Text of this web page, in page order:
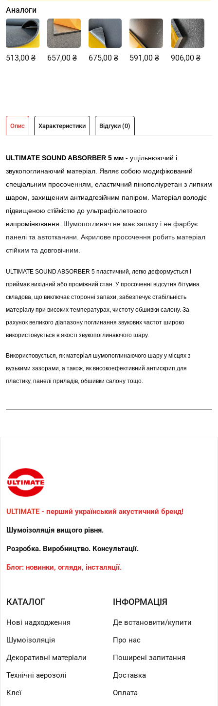
Аналоги
513,00 ₴ 657,00 ₴ 675,00 ₴ 591,00 ₴ 906,00 ₴
Опис Характеристики Відгуки (0)
ULTIMATE SOUND ABSORBER 5 мм - ущільнюючий і
звукопоглинаючий матеріал. Являє собою модифікований
спеціальним просоченням, еластичний пінополіуретан з липким
шаром, захищеним антиадгезійним папіром. Mатеріал володіє
підвищеною стійкістю до ультрафіолетового
випромінювання. Шумопоглинач не має запаху і не фарбує
панелі та автотканини. Акрилове просочення робить матеріал
стійким та довговічним.
ULTIMATE SOUND ABSORBER 5 пластичний, легко деформується і
приймає вихідний або проміжний стан. У просоченні відсутня бітумна
складова, що виключає сторонні запахи, забезпечує стабільність
матеріалу при високих температурах, чистоту обшивки салону. За
рахунок великого діапазону поглинання звукових частот широко
використовується в якості звукопоглинаючого шару.
Використовується, як матеріал шумопоглинаючого шару у місцях з
вузькими зазорами, а також, як високоефективний антискрип для
пластику, панелі приладів, обшивки салону тощо.
ULTIMATE - перший український акустичний бренд!
Шумоізоляція вищого рівня.
Розробка. Виробництво. Консультації.
Блог: новинки, огляди, інсталяції.
КАТАЛОГ
Нові надходження
Шумоізоляція
Декоративні матеріали
Технічні аерозолі
Клеї
ІНФОРМАЦІЯ
Де встановити/купити
Про нас
Поширені запитання
Доставка
Оплата